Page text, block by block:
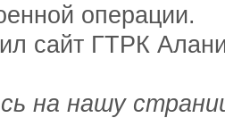
операции.
сайт ГТРК
на нашу